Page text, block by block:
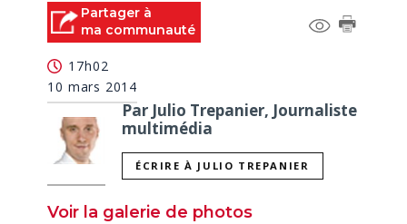
seconds Partager à
ma communauté
17h02
10 mars 2014
Par Julio Trepanier, Journaliste
multimédia
ÉCRIRE À JULIO TREPANIER
Voir la galerie de photos